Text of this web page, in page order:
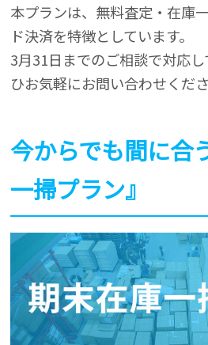
本プランは、無料査定・在庫
ド決済を特徴としています。
3月31日までのご相談で対応
ひお気軽にお問い合わせくださ
今からでも間に合
一掃プラン』